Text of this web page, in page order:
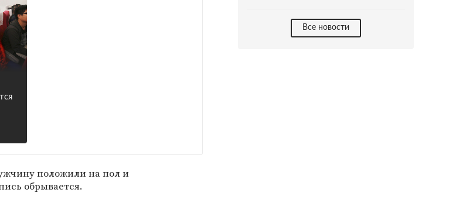
положили на пол и
обрывается.
Все новости